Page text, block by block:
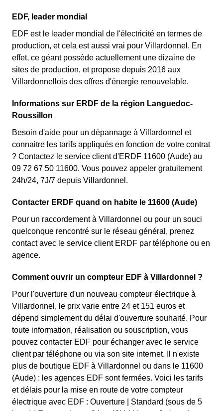
EDF, leader mondial
EDF est le leader mondial de l'électricité en termes de
production, et cela est aussi vrai pour Villardonnel. En
effet, ce géant possède actuellement une dizaine de
sites de production, et propose depuis 2016 aux
Villardonnellois des offres d'énergie renouvelable.
Informations sur ERDF de la région Languedoc-
Roussillon
Besoin d'aide pour un dépannage à Villardonnel et
connaitre les tarifs appliqués en fonction de votre contrat
? Contactez le service client d'ERDF 11600 (Aude) au
09 72 67 50 11600. Vous pouvez appeler gratuitement
24h/24, 7J/7 depuis Villardonnel.
Contacter ERDF quand on habite le 11600 (Aude)
Pour un raccordement à Villardonnel ou pour un souci
quelconque rencontré sur le réseau général, prenez
contact avec le service client ERDF par téléphone ou en
agence.
Comment ouvrir un compteur EDF à Villardonnel ?
Pour l'ouverture d'un nouveau compteur électrique à
Villardonnel, le prix varie entre 24 et 151 euros et
dépend simplement du délai d'ouverture souhaité. Pour
toute information, réalisation ou souscription, vous
pouvez contacter EDF pour échanger avec le service
client par téléphone ou via son site internet. Il n'existe
plus de boutique EDF à Villardonnel ou dans le 11600
(Aude) : les agences EDF sont fermées. Voici les tarifs
et délais pour la mise en route de votre compteur
électrique avec EDF : Ouverture | Standard (sous de 5